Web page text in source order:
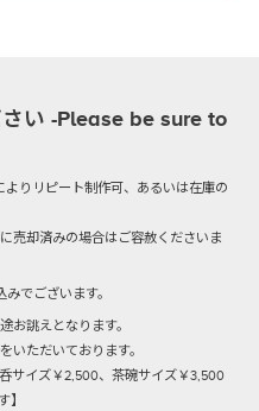
い -Please be sure to
りリピート制作可、あるいは在庫の
売却済みの場合はご容赦くださいま
でございます。
お誂えとなります。
いただいております。
サイズ￥2,500、茶碗サイズ￥3,500
】